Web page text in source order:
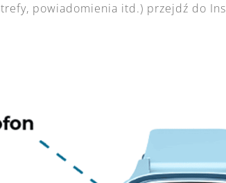
powiadomienia itd.) przejdź do